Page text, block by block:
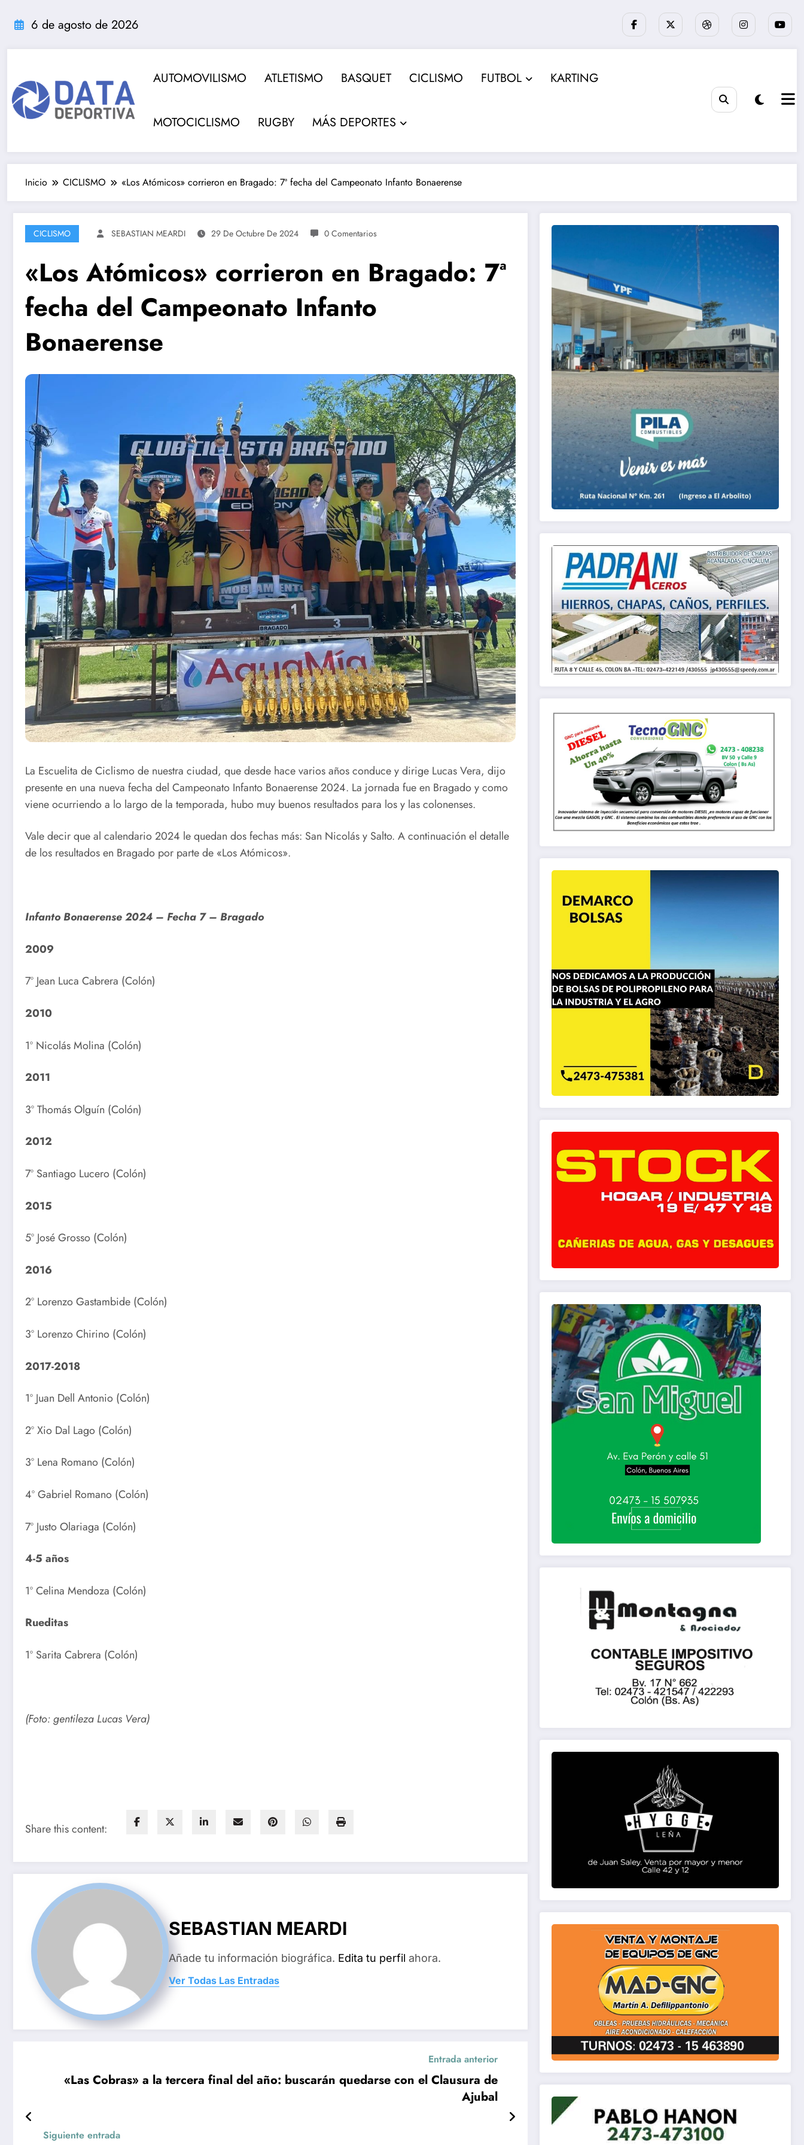
6 de agosto de 2026
AUTOMOVILISMO ATLETISMO BASQUET CICLISMO FUTBOL KARTING
MOTOCICLISMO RUGBY MÁS DEPORTES
Inicio CICLISMO «Los Atómicos» corrieron en Bragado: 7ª fecha del Campeonato Infanto Bonaerense
CICLISMO SEBASTIAN MEARDI 29 De Octubre De 2024 0 Comentarios
«Los Atómicos» corrieron en Bragado: 7ª
fecha del Campeonato Infanto
Bonaerense
La Escuelita de Ciclismo de nuestra ciudad, que desde hace varios años conduce y dirige Lucas Vera, dijo
presente en una nueva fecha del Campeonato Infanto Bonaerense 2024. La jornada fue en Bragado y como
viene ocurriendo a lo largo de la temporada, hubo muy buenos resultados para los y las colonenses.
Vale decir que al calendario 2024 le quedan dos fechas más: San Nicolás y Salto. A continuación el detalle
de los resultados en Bragado por parte de «Los Atómicos».
Infanto Bonaerense 2024 – Fecha 7 – Bragado
2009
7º Jean Luca Cabrera (Colón)
2010
1º Nicolás Molina (Colón)
2011
3º Thomás Olguín (Colón)
2012
7º Santiago Lucero (Colón)
2015
5º José Grosso (Colón)
2016
2º Lorenzo Gastambide (Colón)
3º Lorenzo Chirino (Colón)
2017-2018
1º Juan Dell Antonio (Colón)
2º Xio Dal Lago (Colón)
3º Lena Romano (Colón)
4º Gabriel Romano (Colón)
7º Justo Olariaga (Colón)
4-5 años
1º Celina Mendoza (Colón)
Rueditas
1º Sarita Cabrera (Colón)
(Foto: gentileza Lucas Vera)
Share this content:
SEBASTIAN MEARDI
Añade tu información biográfica. Edita tu perfil ahora.
Ver Todas Las Entradas
Entrada anterior
«Las Cobras» a la tercera final del año: buscarán quedarse con el Clausura de
Ajubal
Siguiente entrada